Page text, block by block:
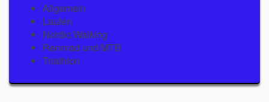
Allgemein
Laufen
Nordic Walking
Rennrad und MTB
Triathlon